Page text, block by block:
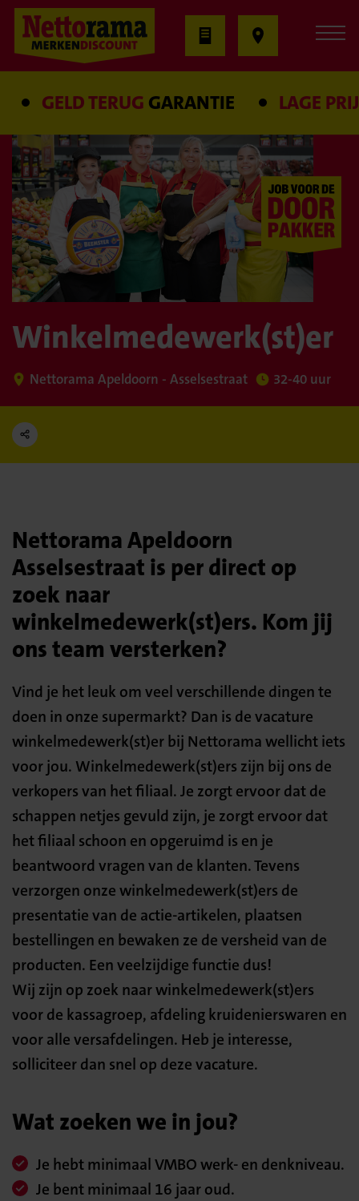
GELD TERUGGARANTIE LAGE PRIJS
Winkelmedewerk(st)er
Nettorama Apeldoorn - Asselsestraat 32-40 uur
Nettorama Apeldoorn
Asselsestraat is per direct op
zoek naar
winkelmedewerk(st)ers. Kom jij
ons team versterken?
Vind je het leuk om veel verschillende dingen te
doen in onze supermarkt? Dan is de vacature
winkelmedewerk(st)er bij Nettorama wellicht iets
voor jou. Winkelmedewerk(st)ers zijn bij ons de
verkopers van het filiaal. Je zorgt ervoor dat de
schappen netjes gevuld zijn, je zorgt ervoor dat
het filiaal schoon en opgeruimd is en je
beantwoord vragen van de klanten. Tevens
verzorgen onze winkelmedewerk(st)ers de
presentatie van de actie-artikelen, plaatsen
bestellingen en bewaken ze de versheid van de
producten. Een veelzijdige functie dus!
Wij zijn op zoek naar winkelmedewerk(st)ers
voor de kassagroep, afdeling kruidenierswaren en
voor alle versafdelingen. Heb je interesse,
solliciteer dan snel op deze vacature.
Wat zoeken we in jou?
Je hebt minimaal VMBO werk- en denkniveau.
Je bent minimaal 16 jaar oud.